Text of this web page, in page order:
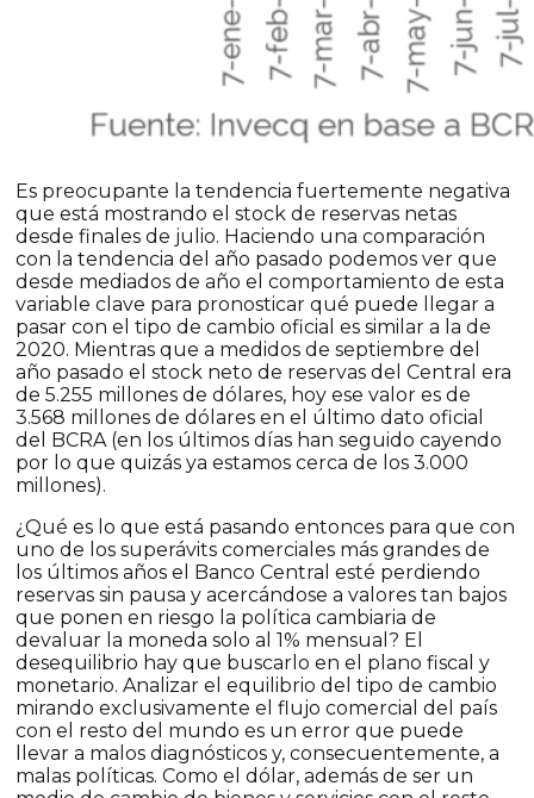
Es preocupante la tendencia fuertemente negativa
que está mostrando el stock de reservas netas
desde finales de julio. Haciendo una comparación
con la tendencia del año pasado podemos ver que
desde mediados de año el comportamiento de esta
variable clave para pronosticar qué puede llegar a
pasar con el tipo de cambio oficial es similar a la de
2020. Mientras que a medidos de septiembre del
año pasado el stock neto de reservas del Central era
de 5.255 millones de dólares, hoy ese valor es de
3.568 millones de dólares en el último dato oficial
del BCRA (en los últimos días han seguido cayendo
por lo que quizás ya estamos cerca de los 3.000
millones).
¿Qué es lo que está pasando entonces para que con
uno de los superávits comerciales más grandes de
los últimos años el Banco Central esté perdiendo
reservas sin pausa y acercándose a valores tan bajos
que ponen en riesgo la política cambiaria de
devaluar la moneda solo al 1% mensual? El
desequilibrio hay que buscarlo en el plano fiscal y
monetario. Analizar el equilibrio del tipo de cambio
mirando exclusivamente el flujo comercial del país
con el resto del mundo es un error que puede
llevar a malos diagnósticos y, consecuentemente, a
malas políticas. Como el dólar, además de ser un